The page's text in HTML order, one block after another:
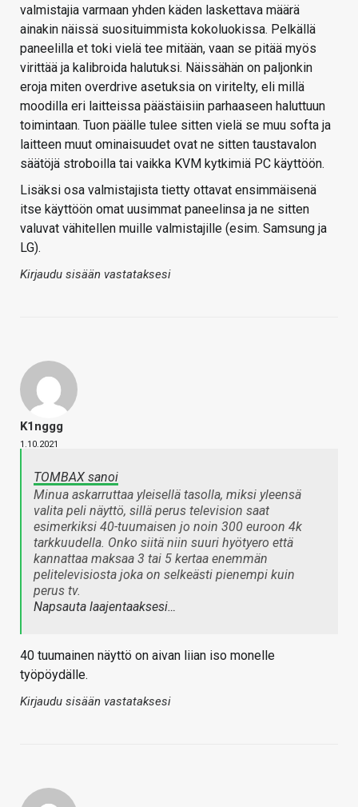
valmistajia varmaan yhden käden laskettava määrä
ainakin näissä suosituimmista kokoluokissa. Pelkällä
paneelilla et toki vielä tee mitään, vaan se pitää myös
virittää ja kalibroida halutuksi. Näissähän on paljonkin
eroja miten overdrive asetuksia on viritelty, eli millä
moodilla eri laitteissa päästäisiin parhaaseen haluttuun
toimintaan. Tuon päälle tulee sitten vielä se muu softa ja
laitteen muut ominaisuudet ovat ne sitten taustavalon
säätöjä stroboilla tai vaikka KVM kytkimiä PC käyttöön.
Lisäksi osa valmistajista tietty ottavat ensimmäisenä
itse käyttöön omat uusimmat paneelinsa ja ne sitten
valuvat vähitellen muille valmistajille (esim. Samsung ja
LG).
Kirjaudu sisään vastataksesi
K1nggg
1.10.2021
TOMBAX sanoi
Minua askarruttaa yleisellä tasolla, miksi yleensä
valita peli näyttö, sillä perus television saat
esimerkiksi 40-tuumaisen jo noin 300 euroon 4k
tarkkuudella. Onko siitä niin suuri hyötyero että
kannattaa maksaa 3 tai 5 kertaa enemmän
pelitelevisiosta joka on selkeästi pienempi kuin
perus tv.
Napsauta laajentaaksesi…
40 tuumainen näyttö on aivan liian iso monelle
työpöydälle.
Kirjaudu sisään vastataksesi